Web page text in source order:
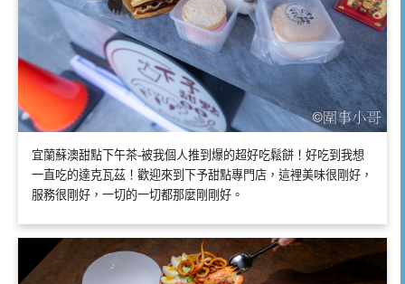
宜蘭蘇澳甜點下午茶-被我個人推到爆的超好吃鬆餅！好吃到我想
一直吃的達克瓦茲！歡迎來到下予甜點專門店，這裡美味很剛好，
服務很剛好，一切的一切都那麼剛剛好。